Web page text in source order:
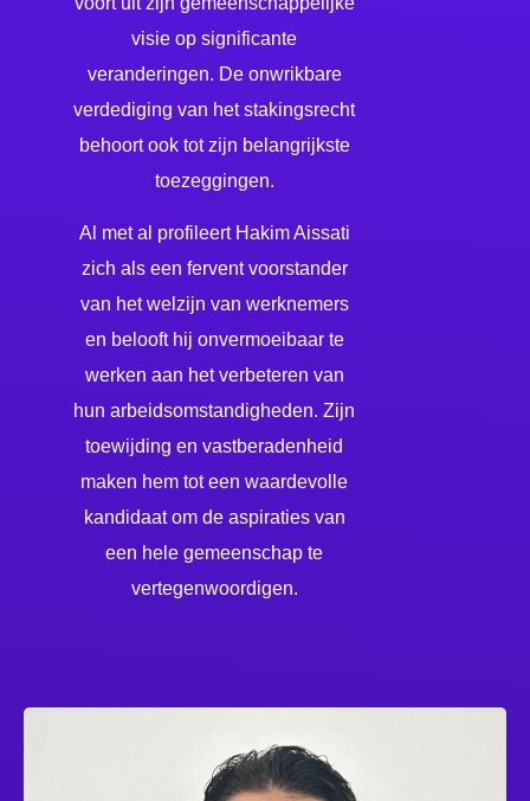
visie op significante
veranderingen. De onwrikbare
verdediging van het stakingsrecht
behoort ook tot zijn belangrijkste
toezeggingen.
Al met al profileert Hakim Aissati
zich als een fervent voorstander
van het welzijn van werknemers
en belooft hij onvermoeibaar te
werken aan het verbeteren van
hun arbeidsomstandigheden. Zijn
toewijding en vastberadenheid
maken hem tot een waardevolle
kandidaat om de aspiraties van
een hele gemeenschap te
vertegenwoordigen.